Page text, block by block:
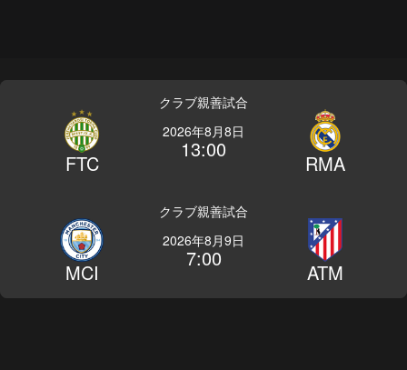
クラブ親善試合
FTC
2026年8月8日
13:00
RMA
クラブ親善試合
MCI
2026年8月9日
7:00
ATM